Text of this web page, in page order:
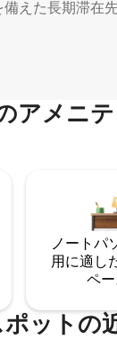
えた長期滞在
アメニ
ノートパ
用に適し
ペ
ットの